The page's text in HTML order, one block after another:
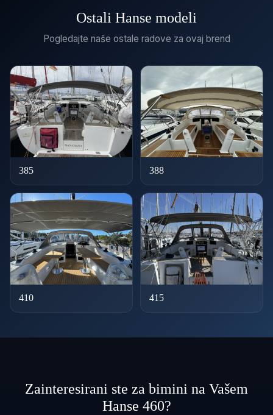
Ostali Hanse modeli
Pogledajte naše ostale radove za ovaj brend
385 388
410 415
Zainteresirani ste za bimini na Vašem
Hanse 460?